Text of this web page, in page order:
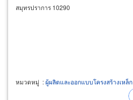
สมุทรปราการ 10290
หมวดหมู่ :ผู้ผลิตและออกแบบโครงสร้างเหล็ก